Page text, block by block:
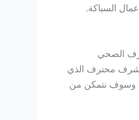
السباكة.
الصحي
مشرف محترف الذي
وسوف نتمكن من